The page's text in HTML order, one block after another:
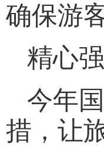
确保游
精心
今年
措，让